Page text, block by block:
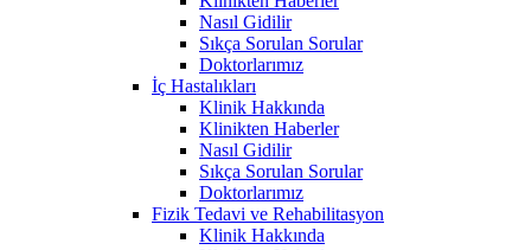
Nasıl Gidilir
Sıkça Sorulan Sorular
Doktorlarımız
İç Hastalıkları
Klinik Hakkında
Klinikten Haberler
Nasıl Gidilir
Sıkça Sorulan Sorular
Doktorlarımız
Fizik Tedavi ve Rehabilitasyon
Klinik Hakkında